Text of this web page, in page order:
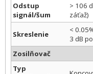
Odstup
signál/šum
> 106
záťaž)
Skreslenie
<
3 dB
Zosilňovač
Typ